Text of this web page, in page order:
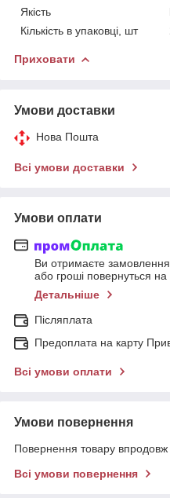
Якість
Кількість в упаковці, шт
Приховати
Умови доставки
Нова Пошта
Всі умови доставки
Умови оплати
Ви отримаєте замовлення
або гроші повернуться на
Детальніше
Післяплата
Предоплата на карту
Всі умови оплати
Умови повернення
Повернення товару впродовж
Всі умови повернення